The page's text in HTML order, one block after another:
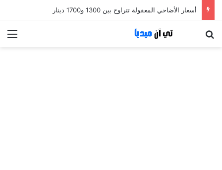
أسعار الأضاحي المعقولة تتراوح بين 1300 و1700 دينار